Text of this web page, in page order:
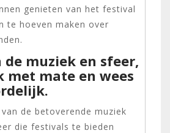
genieten van het festival
te hoeven maken over
de muziek en sfeer,
met mate en wees
de betoverende muziek
die festivals te bieden